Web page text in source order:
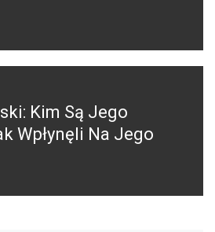
Kim Są Jego
Wpłynęli Na Jego